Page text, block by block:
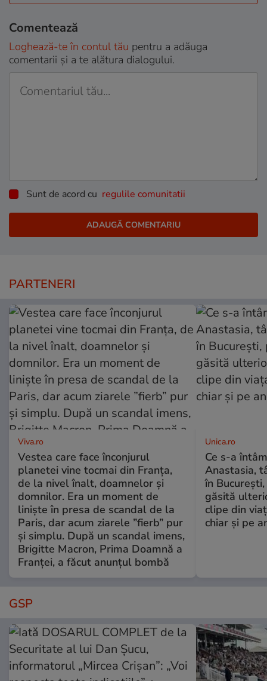
Comentează
Loghează-te în contul tău pentru a adăuga
comentarii și a te alătura dialogului.
Sunt de acord cu regulile comunitatii
PARTENERI
Viva.ro
Vestea care face înconjurul
planetei vine tocmai din Franța,
de la nivel înalt, doamnelor și
domnilor. Era un moment de
liniște în presa de scandal de la
Paris, dar acum ziarele ”fierb” pur
și simplu. După un scandal imens,
Brigitte Macron, Prima Doamnă a
Franței, a făcut anunțul bombă
Unica.ro
Ce s-a
Anastasia,
în
găsită
clipe din
chiar și pe
GSP